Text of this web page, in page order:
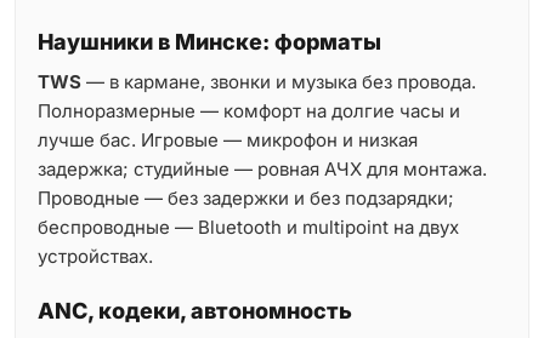
Наушники в Минске: форматы
TWS — в кармане, звонки и музыка без провода.
Полноразмерные — комфорт на долгие часы и
лучше бас. Игровые — микрофон и низкая
задержка; студийные — ровная АЧХ для монтажа.
Проводные — без задержки и без подзарядки;
беспроводные — Bluetooth и multipoint на двух
устройствах.
ANC, кодеки, автономность